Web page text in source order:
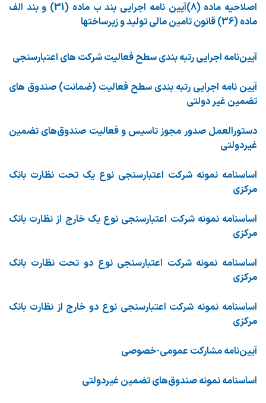
اصلاحیه ماده (8)آیین نامه اجرایی بند ب ماده (31) و بند الف
ماده (36) قانون تامین مالی تولید و زیرساختها
آیین‌نامه اجرایی رتبه بندی سطح فعالیت شرکت های اعتبارسنجی
آیین نامه اجرایی رتبه بندی سطح فعالیت (ضمانت) صندوق های
تضمین غیر دولتی
دستورالعمل صدور مجوز تاسیس و فعالیت صندوق‌های تضمین
غیردولتی
اساسنامه نمونه شرکت اعتبارسنجی نوع یک تحت نظارت بانک
مرکزی
اساسنامه نمونه شرکت اعتبارسنجی نوع یک خارج از نظارت بانک
مرکزی
اساسنامه نمونه شرکت اعتبارسنجی نوع دو تحت نظارت بانک
مرکزی
اساسنامه نمونه شرکت اعتبارسنجی نوع دو خارج از نظارت بانک
مرکزی
آیین‌نامه مشارکت عمومی-خصوصی
اساسنامه نمونه صندوق‌های تضمین غیردولتی